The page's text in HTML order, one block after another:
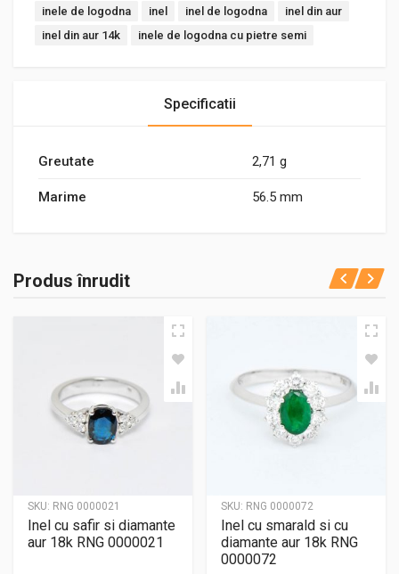
Tags:
inele de logodna inel inel de logodna
inel din aur
inel din aur 14k
inele de logodna cu pietre semi
Specificatii
Greutate 2,71 g
Marime 56.5 mm
Produs înrudit
SKU: RNG 0000021
Inel cu safir si diamante
aur 18k RNG 0000021
SKU: RNG 0000072
Inel cu smarald si cu
diamante aur 18k RNG
0000072